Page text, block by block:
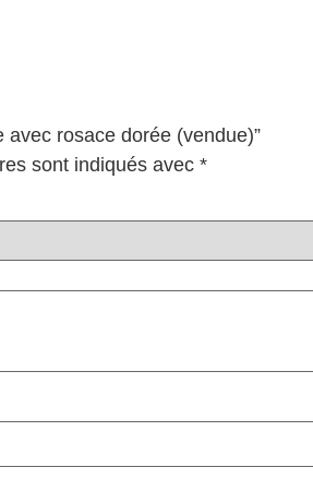
rosace dorée (vendue)”
sont indiqués avec *